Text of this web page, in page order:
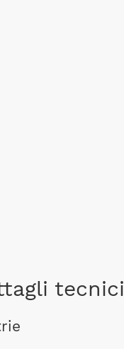
tecnici